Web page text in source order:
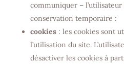
communiquer – l’utilisateur
conservation temporaire :
cookies : les cookies sont
l’utilisation du site.
désactiver les cookies à